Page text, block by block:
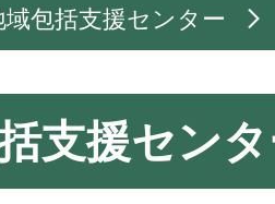
域包括支援センター
支援セン